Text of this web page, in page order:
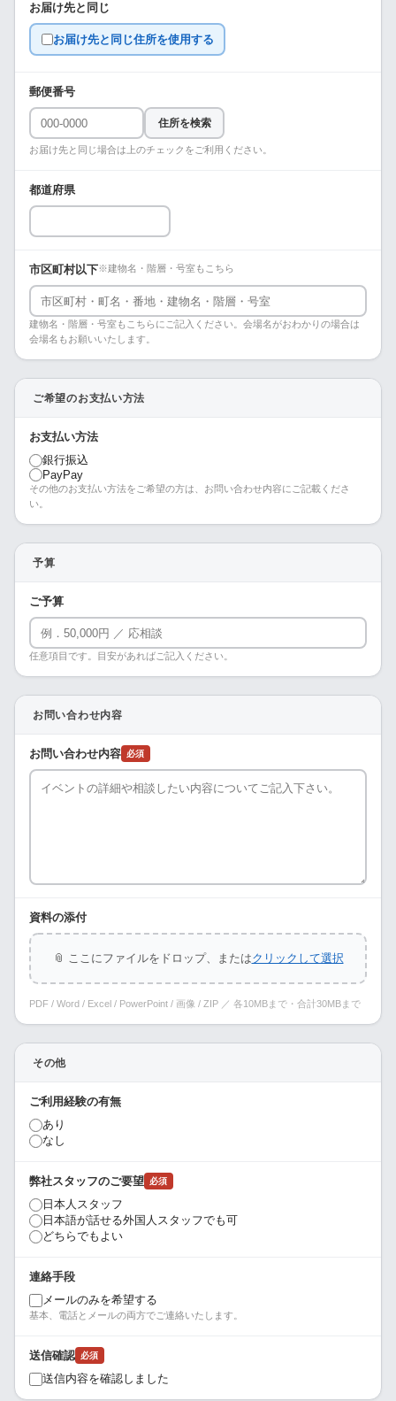
お届け先と同じ
お届け先と同じ住所を使用する
郵便番号
住所を検索
お届け先と同じ場合は上のチェックをご利用ください。
都道府県
市区町村以下※建物名・階層・号室もこちら
建物名・階層・号室もこちらにご記入ください。会場名がおわかりの場合は
会場名もお願いいたします。
ご希望のお支払い方法
お支払い方法
銀行振込
PayPay
その他のお支払い方法をご希望の方は、お問い合わせ内容にご記載くださ
い。
予算
ご予算
任意項目です。目安があればご記入ください。
お問い合わせ内容
お問い合わせ内容 必須
資料の添付
📎 ここにファイルをドロップ、またはクリックして選択
PDF / Word / Excel / PowerPoint / 画像 / ZIP ／ 各10MBまで・合計30MBまで
その他
ご利用経験の有無
あり
なし
弊社スタッフのご要望 必須
日本人スタッフ
日本語が話せる外国人スタッフでも可
どちらでもよい
連絡手段
メールのみを希望する
基本、電話とメールの両方でご連絡いたします。
送信確認 必須
送信内容を確認しました